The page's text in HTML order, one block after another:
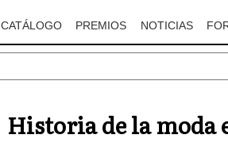
CATÁLOGO PREMIOS NOTICIAS
Historia de la moda